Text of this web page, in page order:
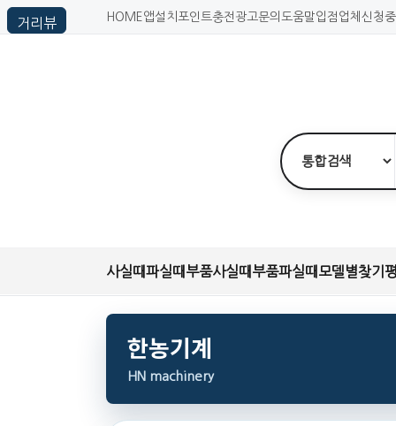
HOME 앱설치 포인트충전 광고문의 도움말입점업체신청
사실때파실때 부품사실때 부품파실때 모델별찾기
한농기계
HN machinery